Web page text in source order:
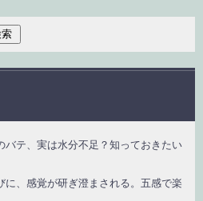
バテ、実は水分不足？知っておきたい
に、感覚が研ぎ澄まされる。五感で楽